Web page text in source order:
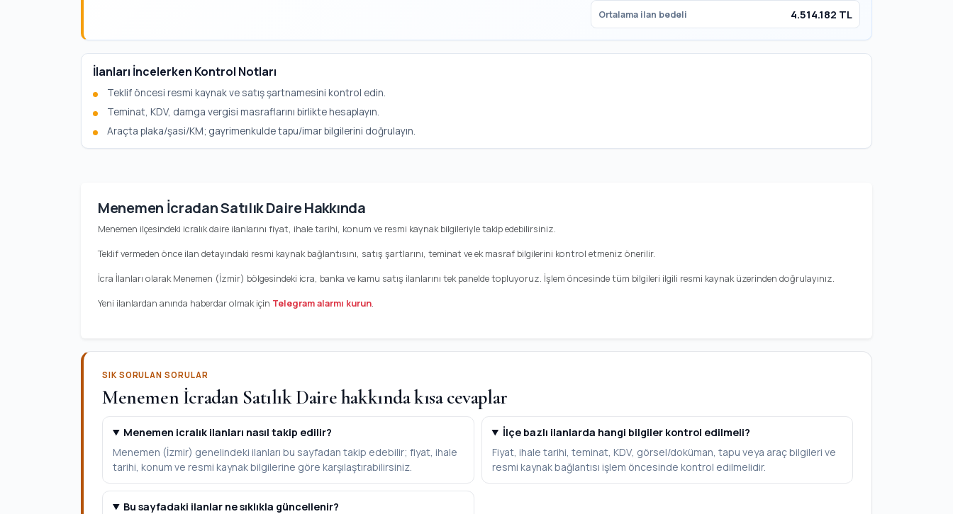
Ortalama ilan bedeli 4.514.182 TL
İlanları İncelerken Kontrol Notları
Teklif öncesi resmi kaynak ve satış şartnamesini kontrol edin.
Teminat, KDV, damga vergisi masraflarını birlikte hesaplayın.
Araçta plaka/şasi/KM; gayrimenkulde tapu/imar bilgilerini doğrulayın.
Menemen İcradan Satılık Daire Hakkında
Menemen ilçesindeki icralık daire ilanlarını fiyat, ihale tarihi, konum ve resmi kaynak bilgileriyle takip edebilirsiniz.
Teklif vermeden önce ilan detayındaki resmi kaynak bağlantısını, satış şartlarını, teminat ve ek masraf bilgilerini kontrol etmeniz önerilir.
İcra İlanları olarak Menemen (İzmir) bölgesindeki icra, banka ve kamu satış ilanlarını tek panelde topluyoruz. İşlem öncesinde tüm bilgileri ilgili resmi kaynak üzerinden doğrulayınız.
Yeni ilanlardan anında haberdar olmak için Telegram alarmı kurun.
SIK SORULAN SORULAR
Menemen İcradan Satılık Daire hakkında kısa cevaplar
Menemen icralık ilanları nasıl takip edilir?
Menemen (İzmir) genelindeki ilanları bu sayfadan takip edebilir; fiyat, ihale
tarihi, konum ve resmi kaynak bilgilerine göre karşılaştırabilirsiniz.
İlçe bazlı ilanlarda hangi bilgiler kontrol edilmeli?
Fiyat, ihale tarihi, teminat, KDV, görsel/doküman, tapu veya araç bilgileri ve
resmi kaynak bağlantısı işlem öncesinde kontrol edilmelidir.
Bu sayfadaki ilanlar ne sıklıkla güncellenir?